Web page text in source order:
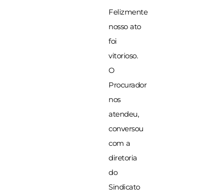
Felizmente
nosso ato
foi
vitorioso.
O
Procurador
nos
atendeu,
conversou
com a
diretoria
do
Sindicato